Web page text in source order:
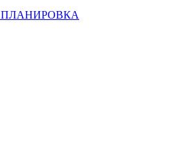
ПЛАНИРОВКА